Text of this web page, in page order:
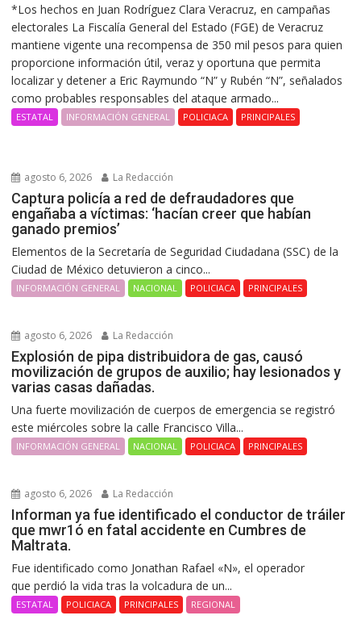
*Los hechos en Juan Rodríguez Clara Veracruz, en campañas
electorales La Fiscalía General del Estado (FGE) de Veracruz
mantiene vigente una recompensa de 350 mil pesos para quien
proporcione información útil, veraz y oportuna que permita
localizar y detener a Eric Raymundo “N” y Rubén “N”, señalados
como probables responsables del ataque armado...
ESTATAL INFORMACIÓN GENERAL POLICIACA PRINCIPALES
agosto 6, 2026 La Redacción
Captura policía a red de defraudadores que
engañaba a víctimas: ‘hacían creer que habían
ganado premios’
Elementos de la Secretaría de Seguridad Ciudadana (SSC) de la
Ciudad de México detuvieron a cinco...
INFORMACIÓN GENERAL NACIONAL POLICIACA PRINCIPALES
agosto 6, 2026 La Redacción
Explosión de pipa distribuidora de gas, causó
movilización de grupos de auxilio; hay lesionados y
varias casas dañadas.
Una fuerte movilización de cuerpos de emergencia se registró
este miércoles sobre la calle Francisco Villa...
INFORMACIÓN GENERAL NACIONAL POLICIACA PRINCIPALES
agosto 6, 2026 La Redacción
Informan ya fue identificado el conductor de tráiler
que mwr1ó en fatal accidente en Cumbres de
Maltrata.
Fue identificado como Jonathan Rafael «N», el operador
que perdió la vida tras la volcadura de un...
ESTATAL POLICIACA PRINCIPALES REGIONAL